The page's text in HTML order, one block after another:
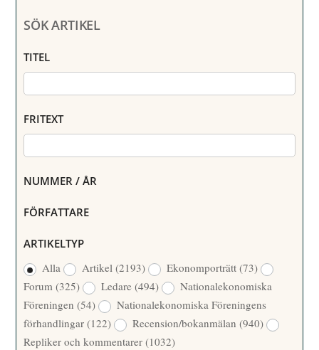
SÖK ARTIKEL
TITEL
FRITEXT
NUMMER / ÅR
FÖRFATTARE
ARTIKELTYP
Alla
Artikel(2193) Ekonomporträtt(73)
Forum(325) Ledare(494)
Nationalekonomiska
Föreningen(54)
Nationalekonomiska Föreningens
förhandlingar(122) Recension/bokanmälan(940)
Repliker och kommentarer(1032)